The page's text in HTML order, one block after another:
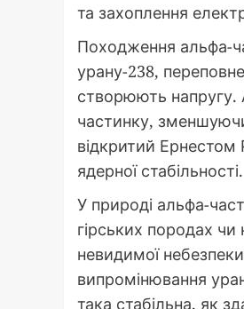
та захоплення
Походження альфа-
урану-238,
створюють
частинку,
відкритий
ядерної стабільності.
У природі альфа-
гірських породах
невидимої
випромінювання
така стабільна, як